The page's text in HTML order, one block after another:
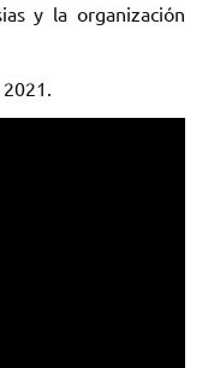
y la organización